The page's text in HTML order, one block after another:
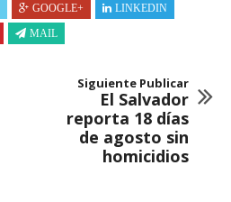
GOOGLE+
LINKEDIN
MAIL
Siguiente Publicar
El Salvador
reporta 18 días
de agosto sin
homicidios